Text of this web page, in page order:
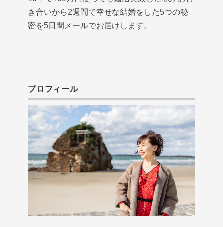
き合いから2週間で幸せな結婚をした5つの秘
密を5日間メールでお届けします。
プロフィール